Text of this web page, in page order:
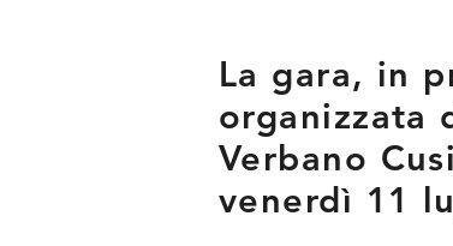
La gara, in
organizzata
Verbano
venerdì 11